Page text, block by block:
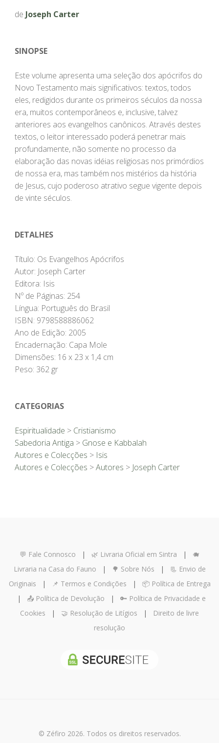
de Joseph Carter
SINOPSE
Este volume apresenta uma seleção dos apócrifos do
Novo Testamento mais significativos: textos, todos
eles, redigidos durante os primeiros séculos da nossa
era, muitos contemporâneos e, inclusive, talvez
anteriores aos evangelhos canônicos. Através destes
textos, o leitor interessado poderá penetrar mais
profundamente, não somente no processo da
elaboração das novas idéias religiosas nos primórdios
de nossa era, mas também nos mistérios da história
de Jesus, cujo poderoso atrativo segue vigente depois
de vinte séculos.
DETALHES
Título: Os Evangelhos Apócrifos
Autor: Joseph Carter
Editora: Isis
Nº de Páginas: 254
Língua: Português do Brasil
ISBN: 9798588886062
Ano de Edição: 2005
Encadernação: Capa Mole
Dimensões: 16 x 23 x 1,4 cm
Peso: 362 gr
CATEGORIAS
Espiritualidade > Cristianismo
Sabedoria Antiga > Gnose e Kabbalah
Autores e Colecções > Isis
Autores e Colecções >Autores > Joseph Carter
💬 Fale Connosco | 🌿 Livraria Oficial em Sintra | 🐗
Livraria na Casa do Fauno | 🌳 Sobre Nós | 📃 Envio de
Originais | 📌 Termos e Condições | 📦 Política de Entrega
| 📤 Política de Devolução | 🔑 Política de Privacidade e
Cookies | 🤝 Resolução de Litígios |
Direito de livre
resolução
© Zéfiro 2026. Todos os direitos reservados.